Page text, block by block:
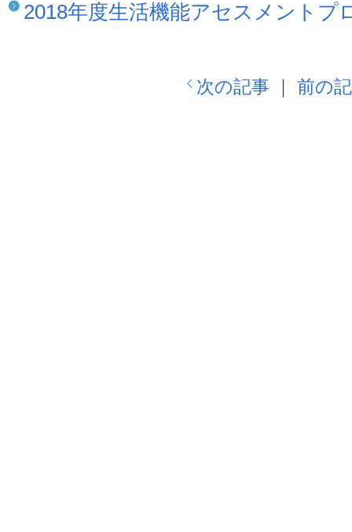
2018年度生活機能アセスメントプ
次の記事 ｜ 前の